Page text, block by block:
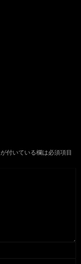
が付いている欄は必須項目